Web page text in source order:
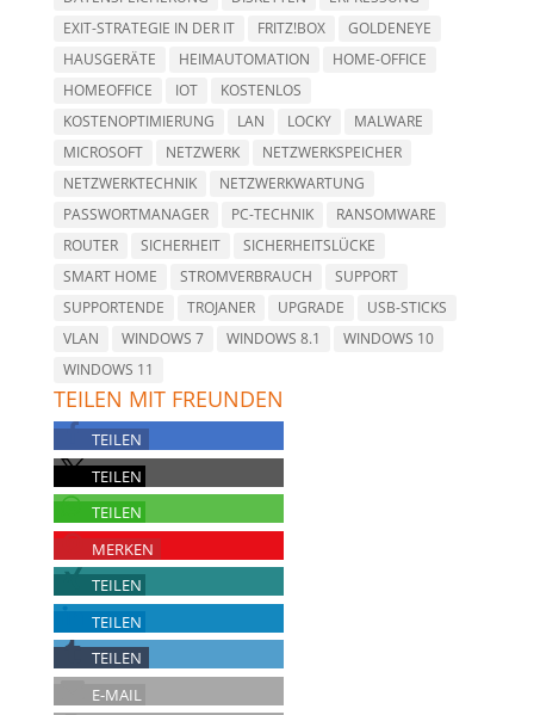
EXIT-STRATEGIE IN DER IT
FRITZ!BOX
GOLDENEYE
HAUSGERÄTE
HEIMAUTOMATION
HOME-OFFICE
HOMEOFFICE
IOT
KOSTENLOS
KOSTENOPTIMIERUNG
LAN LOCKY
MALWARE
MICROSOFT
NETZWERK
NETZWERKSPEICHER
NETZWERKTECHNIK
NETZWERKWARTUNG
PASSWORTMANAGER
PC-TECHNIK
RANSOMWARE
ROUTER
SICHERHEIT
SICHERHEITSLÜCKE
SMART HOME
STROMVERBRAUCH
SUPPORT
SUPPORTENDE
TROJANER UPGRADE
USB-STICKS
VLAN
WINDOWS 7 WINDOWS 8.1
WINDOWS 10
WINDOWS 11
TEILEN MIT FREUNDEN
TEILEN
TEILEN
TEILEN
MERKEN
TEILEN
TEILEN
TEILEN
E-MAIL